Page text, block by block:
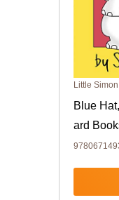
Little Simon
Blue
ard